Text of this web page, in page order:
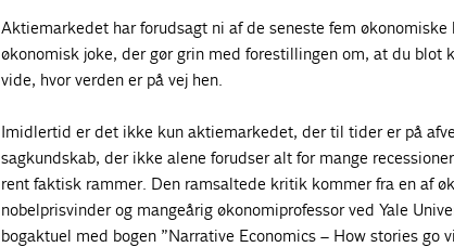
Aktiemarkedet har forudsagt ni af de seneste fem
økonomisk joke, der gør grin med forestillingen om, at du blot
vide, hvor verden er på vej hen.
Imidlertid er det ikke kun aktiemarkedet, der til tider er på
sagkundskab, der ikke alene forudser alt for mange
rent faktisk rammer. Den ramsaltede kritik kommer fra en af
nobelprisvinder og mangeårig økonomiprofessor ved Yale
bogaktuel med bogen ”Narrative Economics – How stories go